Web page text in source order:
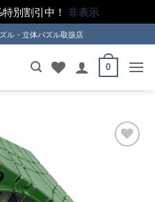
別割引中！ 非表示
ル・立体パズル取扱店
0